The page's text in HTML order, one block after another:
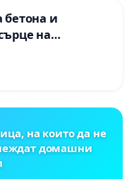
бетона и
на
на които да не
домашни